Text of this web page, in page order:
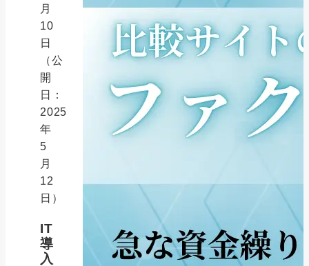
月
10
日
（公
開
日：
2025
年
5
月
12
日）
IT
導
入